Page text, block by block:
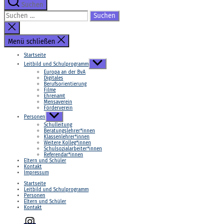
Suchen
Suchen
nach:
Suche
schließen
Menü schließen
Startseite
Leitbild und Schulprogramm
Untermenü
anzeigen
Europa an der BvA
Digitales
Berufsorientierung
Filme
Ehrenamt
Mensaverein
Förderverein
Personen
Untermenü
anzeigen
Schulleitung
Beratungslehrer*innen
Klassenlehrer*innen
Weitere Kolleg*innen
Schulsozialarbeiter*innen
Referendar*innen
Eltern und Schüler
Kontakt
Impressum
Startseite
Leitbild und Schulprogramm
Personen
Eltern und Schüler
Kontakt
Instagram